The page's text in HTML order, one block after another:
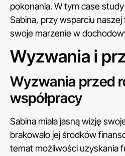
pokonania. W tym case
Sabina, przy wsparciu naszej
swoje marzenie w
Wyzwania i
Wyzwania przed
współpracy
Sabina miała jasną wizję
brakowało jej środków
temat możliwości uzyskania